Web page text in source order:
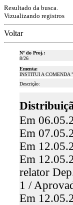
Resultado da busca.
Vizualizando registros
Voltar
Nº do Proj.:
8/26
Ementa:
INSTITUI A COMENDA
Descrição:
Em
Em
Em
Em
relator
1 /
Em